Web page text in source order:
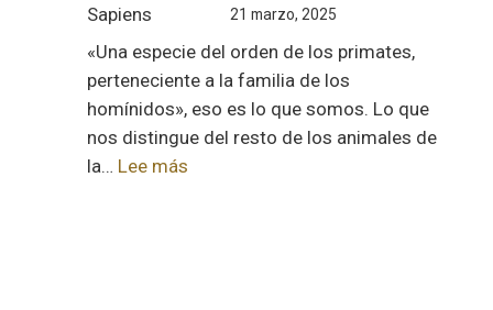
Dios
21 marzo, 2025
«Una especie del orden de los primates,
perteneciente a la familia de los
homínidos», eso es lo que somos. Lo que
nos distingue del resto de los animales de
la… Lee más: